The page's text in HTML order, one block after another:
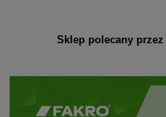
Sklep polecany przez